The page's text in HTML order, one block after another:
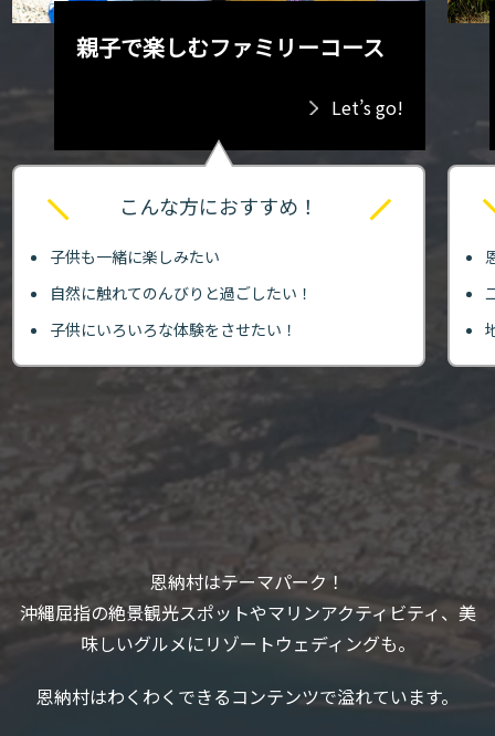
恩納村はテーマパーク！
沖縄屈指の絶景観光スポットやマリンアクティビティ、美
味しいグルメにリゾートウェディングも。
恩納村はわくわくできるコンテンツで溢れています。
親子で楽しむファミリーコース
Let’s go!
こんな方におすすめ！
子供も一緒に楽しみたい
自然に触れてのんびりと過ごしたい！
子供にいろいろな体験をさせたい！